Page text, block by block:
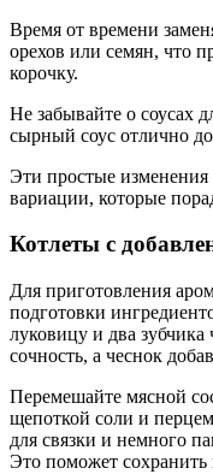
Время от времени
орехов или семян, что
корочку.
Не забывайте о соусах
сырный соус отлично
Эти простые изменения
вариации, которые
Котлеты с
Для приготовления
подготовки
луковицу и два
сочность, а чеснок
Перемешайте мясной
щепоткой соли и
для связки и немного
Это поможет сохранить